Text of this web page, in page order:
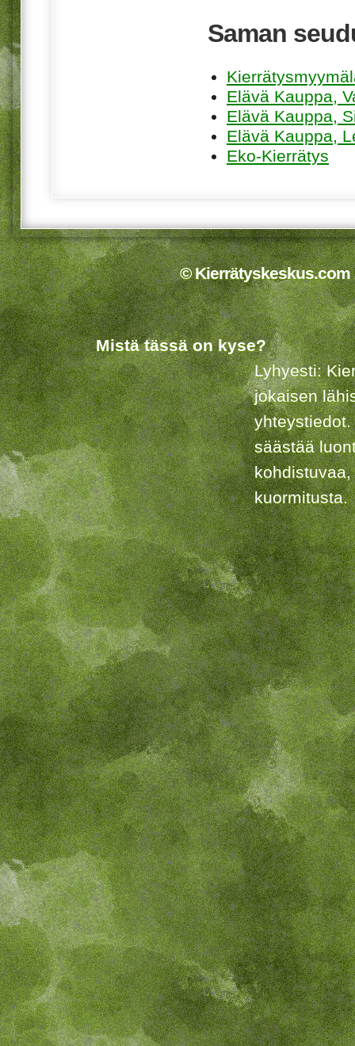
Saman
Elävä Kauppa,
Elävä Kauppa,
Elävä Kauppa,
Eko-Kierrätys
© Kierrätyskeskus.com
Mistä tässä on kyse?
Lyhyesti:
jokaisen
säästää
kuormitusta.